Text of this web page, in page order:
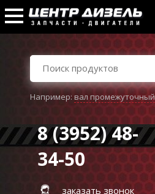
Например:вал промежуточный
8 (3952) 48-
34-50
заказать звонок